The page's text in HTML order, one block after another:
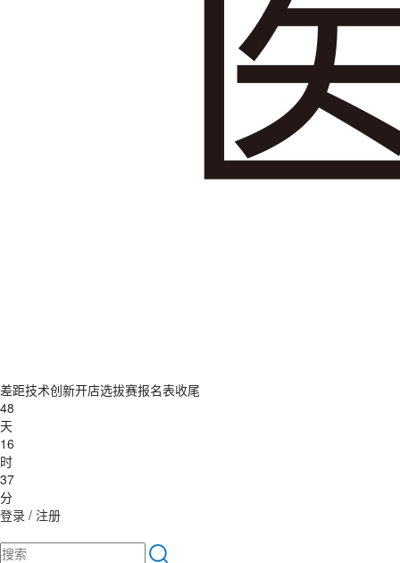
差距技术创新开店选拔赛报名表收尾
48
天
16
时
37
分
登录 / 注册